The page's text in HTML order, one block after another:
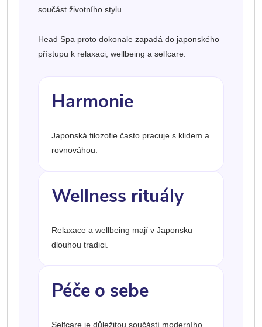
součást životního stylu.
Head Spa proto dokonale zapadá do japonského
přístupu k relaxaci, wellbeing a selfcare.
Harmonie
Japonská filozofie často pracuje s klidem a
rovnováhou.
Wellness rituály
Relaxace a wellbeing mají v Japonsku
dlouhou tradici.
Péče o sebe
Selfcare je důležitou součástí moderního